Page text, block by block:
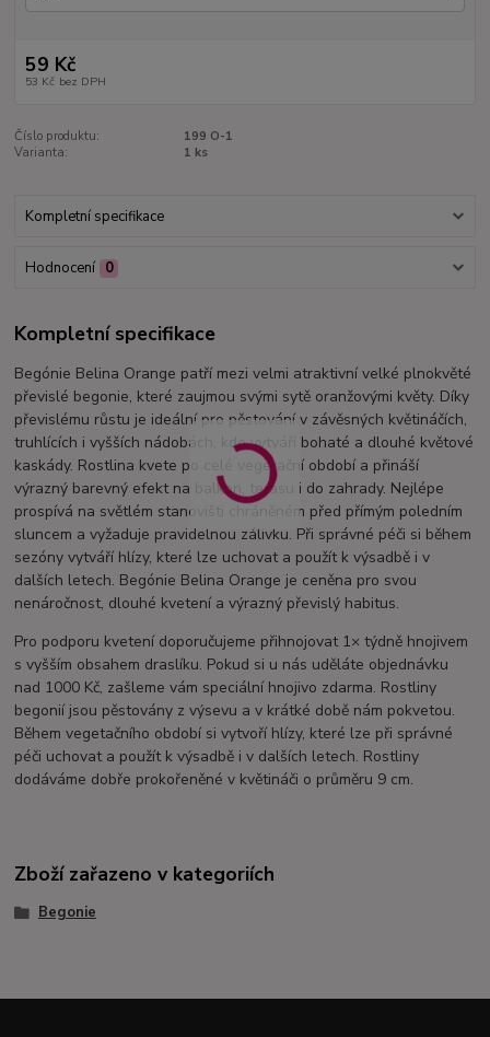
59 Kč
53 Kč bez DPH
Číslo produktu:
199 O-1
Varianta:
1 ks
Kompletní specifikace
Hodnocení 0
Kompletní specifikace
Begónie Belina Orange patří mezi velmi atraktivní velké plnokvěté
převislé begonie, které zaujmou svými sytě oranžovými květy. Díky
převislému růstu je ideální pro pěstování v závěsných květináčích,
truhlících i vyšších nádobách, kde vytváří bohaté a dlouhé květové
kaskády. Rostlina kvete po celé vegetační období a přináší
výrazný barevný efekt na balkon, terasu i do zahrady. Nejlépe
prospívá na světlém stanovišti chráněném před přímým poledním
sluncem a vyžaduje pravidelnou zálivku. Při správné péči si během
sezóny vytváří hlízy, které lze uchovat a použít k výsadbě i v
dalších letech. Begónie Belina Orange je ceněna pro svou
nenáročnost, dlouhé kvetení a výrazný převislý habitus.
Pro podporu kvetení doporučujeme přihnojovat 1× týdně hnojivem
s vyšším obsahem draslíku. Pokud si u nás uděláte objednávku
nad 1000 Kč, zašleme vám speciální hnojivo zdarma. Rostliny
begonií jsou pěstovány z výsevu a v krátké době nám pokvetou.
Během vegetačního období si vytvoří hlízy, které lze při správné
péči uchovat a použít k výsadbě i v dalších letech. Rostliny
dodáváme dobře prokořeněné v květináči o průměru 9 cm.
Zboží zařazeno v kategoriích
Begonie